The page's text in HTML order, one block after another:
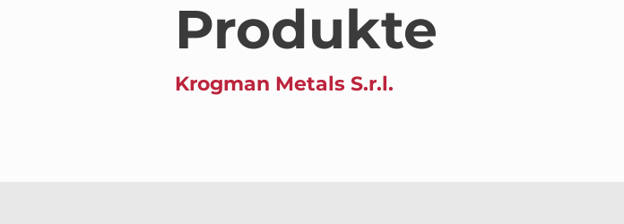
Produkte
Krogman Metals S.r.l.